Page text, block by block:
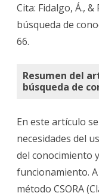
Cita: Fidalgo, Á., &
búsqueda de
66.
Resumen del
búsqueda de
En este artículo
necesidades del
del conocimiento
funcionamiento.
método CSORA